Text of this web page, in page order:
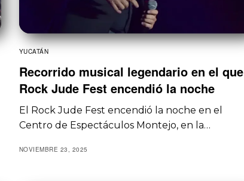
YUCATÁN
Recorrido musical legendario en el que
Rock Jude Fest encendió la noche
El Rock Jude Fest encendió la noche en el
Centro de Espectáculos Montejo, en la…
NOVIEMBRE 23, 2025